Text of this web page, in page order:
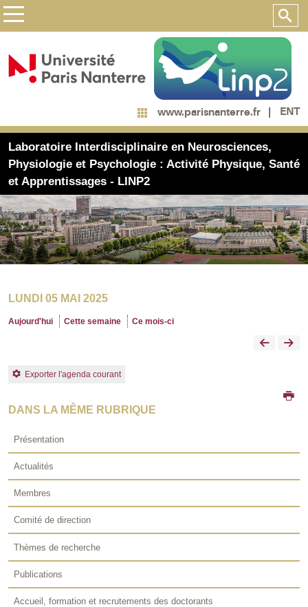
www.parisnanterre.fr ENT
Laboratoire Interdisciplinaire en Neurosciences,
Physiologie et Psychologie : Activité Physique, Santé
et Apprentissages - LINP2
LUNDI 05 MAI 2025
Aujourd'hui Cette semaine Ce mois-ci
Exporter l'agenda courant
DANS LA MÊME RUBRIQUE
Présentation
Actualités
Membres
Comité de direction
Thèmes de recherche
Publications
Accueil, formation et recrutements des doctorants